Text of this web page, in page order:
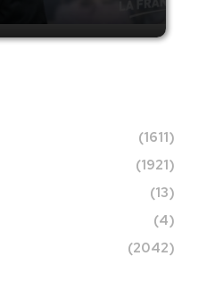
(1611)
(1921)
(13)
(4)
(2042)